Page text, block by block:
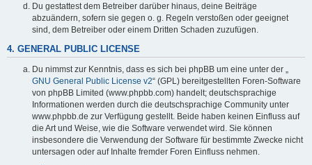
Du gestattest dem Betreiber darüber hinaus, deine Beiträge
abzuändern, sofern sie gegen o. g. Regeln verstoßen oder geeignet
sind, dem Betreiber oder einem Dritten Schaden zuzufügen.
4. GENERAL PUBLIC LICENSE
Du nimmst zur Kenntnis, dass es sich bei phpBB um eine unter der „
GNU General Public License v2“ (GPL) bereitgestellten Foren-Software
von phpBB Limited (www.phpbb.com) handelt; deutschsprachige
Informationen werden durch die deutschsprachige Community unter
www.phpbb.de zur Verfügung gestellt. Beide haben keinen Einfluss auf
die Art und Weise, wie die Software verwendet wird. Sie können
insbesondere die Verwendung der Software für bestimmte Zwecke nicht
untersagen oder auf Inhalte fremder Foren Einfluss nehmen.